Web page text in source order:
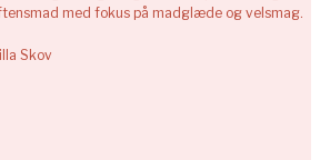
med fokus på madglæde og velsmag.
Skov